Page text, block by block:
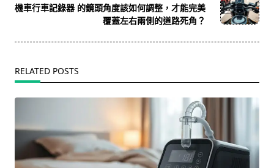
text">Page</span>
機車行車記錄器 的鏡頭角度該如何調整，才能完美
覆蓋左右兩側的道路死角？
RELATED POSTS